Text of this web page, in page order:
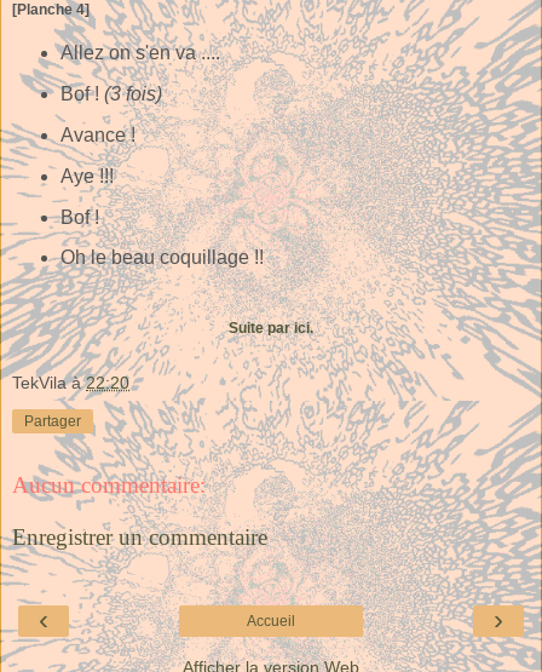
[Planche 4]
Allez on s'en va ....
Bof ! (3 fois)
Avance !
Aye !!!
Bof !
Oh le beau coquillage !!
Suite par ici.
TekVila à22:20
Partager
Aucun commentaire:
Enregistrer un commentaire
‹ ›
Accueil
Afficher la version Web